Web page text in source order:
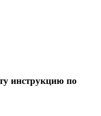
инструкцию по